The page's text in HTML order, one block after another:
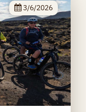
3/6/2026